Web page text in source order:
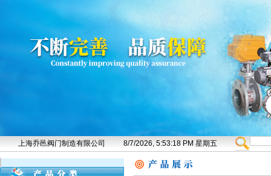
上海乔邑阀门制造有限公司 8/7/2026, 5:53:18 PM 星期五